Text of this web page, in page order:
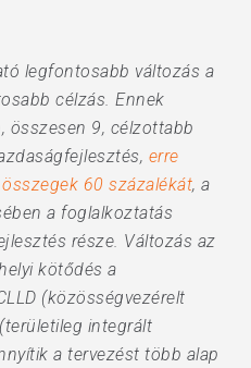
legfontosabb változás a
célzás. Ennek
összesen 9, célzottabb
erre
60 százalékát, a
a foglalkoztatás
része. Változás az
kötődés a
(közösségvezérelt
integrált
a tervezést több alap